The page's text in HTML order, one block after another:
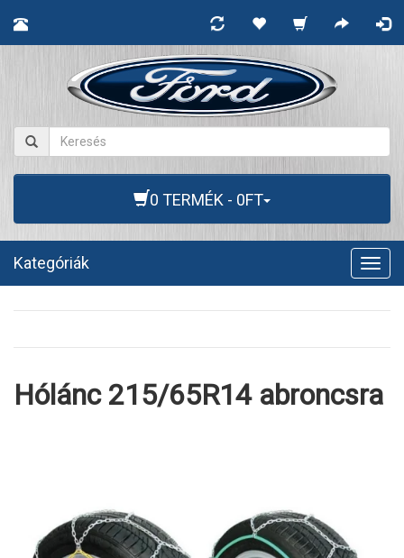
0 TERMÉK - 0FT
Kategóriák
Hólánc 215/65R14 abroncsra